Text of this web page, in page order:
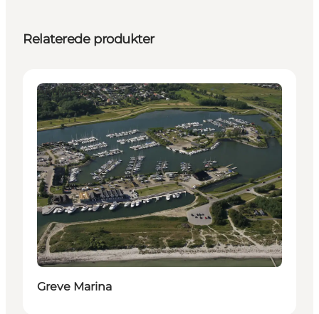
Relaterede produkter
Aktiviteter
Greve Marina